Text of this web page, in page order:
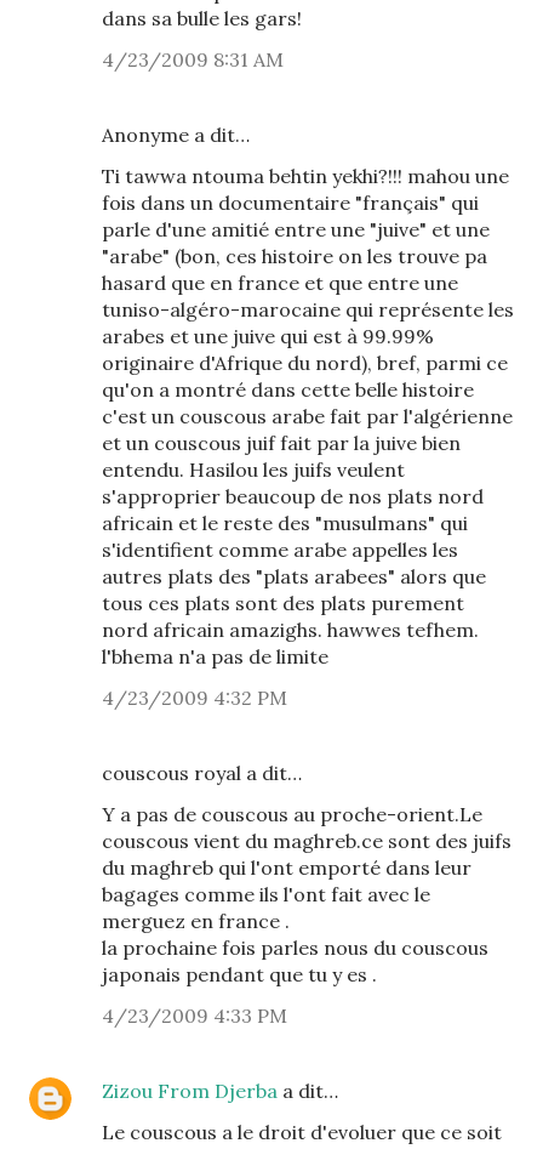
dans sa bulle les gars!
4/23/2009 8:31 AM
Anonyme a dit…
Ti tawwa ntouma behtin yekhi?!!! mahou une
fois dans un documentaire "français" qui
parle d'une amitié entre une "juive" et une
"arabe" (bon, ces histoire on les trouve pa
hasard que en france et que entre une
tuniso-algéro-marocaine qui représente les
arabes et une juive qui est à 99.99%
originaire d'Afrique du nord), bref, parmi ce
qu'on a montré dans cette belle histoire
c'est un couscous arabe fait par l'algérienne
et un couscous juif fait par la juive bien
entendu. Hasilou les juifs veulent
s'approprier beaucoup de nos plats nord
africain et le reste des "musulmans" qui
s'identifient comme arabe appelles les
autres plats des "plats arabees" alors que
tous ces plats sont des plats purement
nord africain amazighs. hawwes tefhem.
l'bhema n'a pas de limite
4/23/2009 4:32 PM
couscous royal a dit…
Y a pas de couscous au proche-orient.Le
couscous vient du maghreb.ce sont des juifs
du maghreb qui l'ont emporté dans leur
bagages comme ils l'ont fait avec le
merguez en france .
la prochaine fois parles nous du couscous
japonais pendant que tu y es .
4/23/2009 4:33 PM
Zizou From Djerba a dit…
Le couscous a le droit d'evoluer que ce soit